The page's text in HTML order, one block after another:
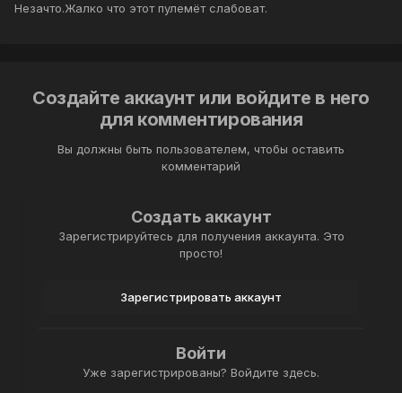
Незачто.Жалко что этот пулемёт слабоват.
Создайте аккаунт или войдите в него
для комментирования
Вы должны быть пользователем, чтобы оставить
комментарий
Создать аккаунт
Зарегистрируйтесь для получения аккаунта. Это
просто!
Зарегистрировать аккаунт
Войти
Уже зарегистрированы? Войдите здесь.